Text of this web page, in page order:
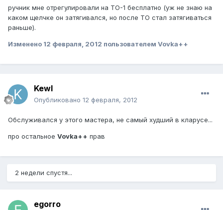
ручник мне отрегулировали на ТО-1 бесплатно (уж не знаю на
каком щелчке он затягивался, но после ТО стал затягиваться
раньше).
Изменено 12 февраля, 2012 пользователем Vovka++
Kewl
Опубликовано 12 февраля, 2012
Обслуживался у этого мастера, не самый худший в кларусе...
про остальное Vovka++ прав
2 недели спустя...
egorro